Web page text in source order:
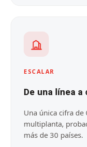
ESCALAR
De una línea a
Una única cifra de
multiplanta,
más de 30 países.